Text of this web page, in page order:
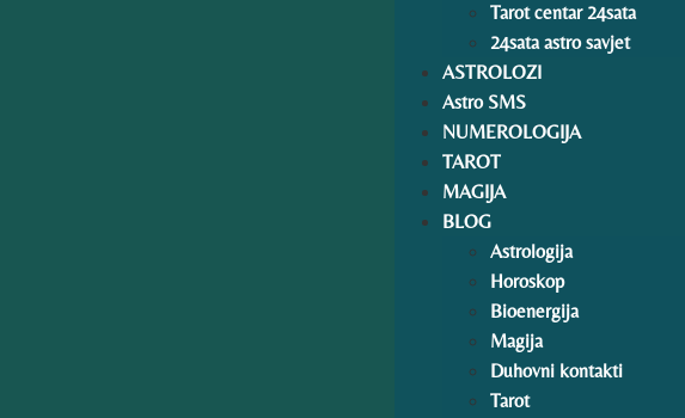
Tarot centar 24sata
24sata astro savjet
ASTROLOZI
Astro SMS
NUMEROLOGIJA
TAROT
MAGIJA
BLOG
Astrologija
Horoskop
Bioenergija
Magija
Duhovni kontakti
Tarot